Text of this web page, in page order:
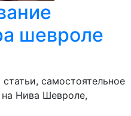
шевроле
самостоятельное
Нива Шевроле,